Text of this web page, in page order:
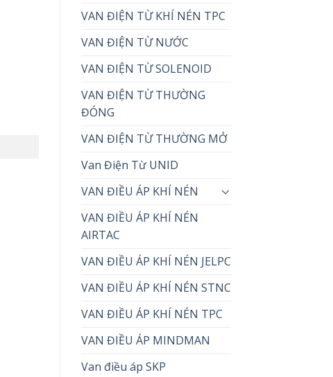
VAN ĐIỆN TỪ KHÍ NÉN TPC
VAN ĐIỆN TỪ NƯỚC
VAN ĐIỆN TỪ SOLENOID
VAN ĐIỆN TỪ THƯỜNG
ĐÓNG
VAN ĐIỆN TỪ THƯỜNG MỞ
Van Điện Từ UNID
VAN ĐIỀU ÁP KHÍ NÉN
VAN ĐIỀU ÁP KHÍ NÉN
AIRTAC
VAN ĐIỀU ÁP KHÍ NÉN JELPC
VAN ĐIỀU ÁP KHÍ NÉN STNC
VAN ĐIỀU ÁP KHÍ NÉN TPC
VAN ĐIỀU ÁP MINDMAN
Van điều áp SKP